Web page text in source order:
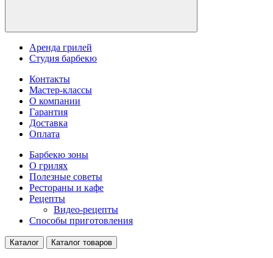
Аренда грилей
Студия барбекю
Контакты
Мастер-классы
О компании
Гарантия
Доставка
Оплата
Барбекю зоны
О грилях
Полезные советы
Рестораны и кафе
Рецепты
Видео-рецепты
Способы приготовления
Каталог Каталог товаров